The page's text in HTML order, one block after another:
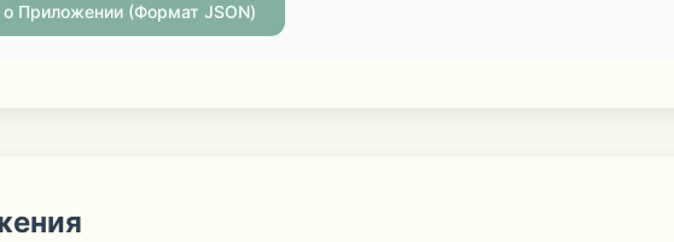
专为女性玩家打造的换装养成手游。可爱的暖暖，爱吐槽的大喵，经典的换
Приложении (Формат JSON)